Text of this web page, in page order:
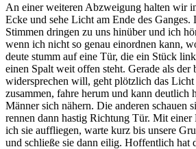
An einer weiteren Abzweigung halten wir
Ecke und sehe Licht am Ende des Ganges.
Stimmen dringen zu uns hinüber und ich
wenn ich nicht so genau einordnen kann,
deute stumm auf eine Tür, die ein Stück
einen Spalt weit offen steht. Gerade als der
widersprechen will, geht plötzlich das
zusammen, fahre herum und kann deutlich
Männer sich nähern. Die anderen schauen
rennen dann hastig Richtung Tür. Mit einer
ich sie auffliegen, warte kurz bis unsere
und schließe sie dann eilig. Hoffentlich hat